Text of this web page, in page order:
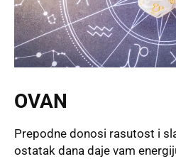
OVAN
Prepodne donosi rasutost i
ostatak dana daje vam